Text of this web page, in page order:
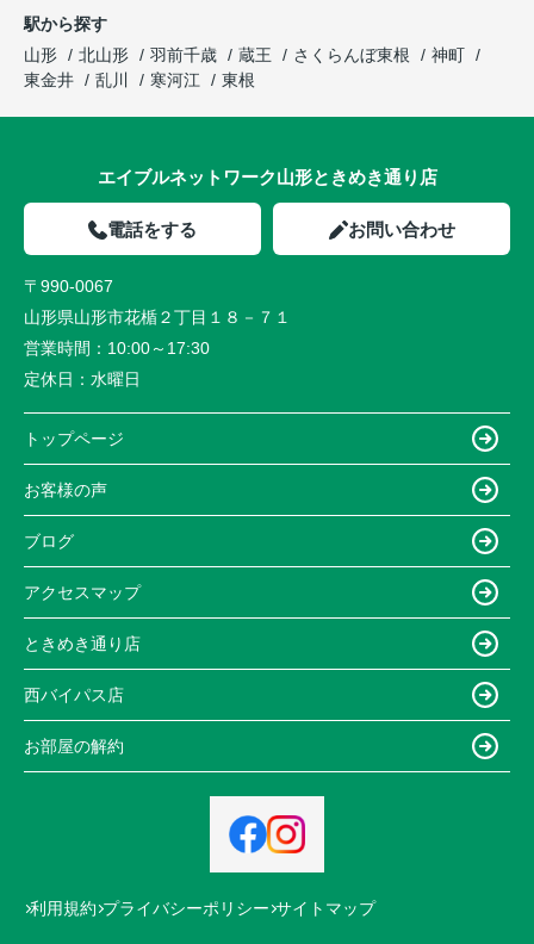
駅から探す
山形
北山形 羽前千歳 蔵王 さくらんぼ東根
神町
東金井
乱川 寒河江 東根
エイブルネットワーク山形ときめき通り店
電話をする お問い合わせ
〒990-0067
山形県山形市花楯２丁目１８－７１
営業時間： 10:00～17:30
定休日： 水曜日
トップページ
お客様の声
ブログ
アクセスマップ
ときめき通り店
西バイパス店
お部屋の解約
利用規約 プライバシーポリシー サイトマップ